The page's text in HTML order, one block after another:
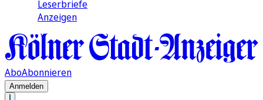
Leserbriefe
Anzeigen
AboAbonnieren
Anmelden